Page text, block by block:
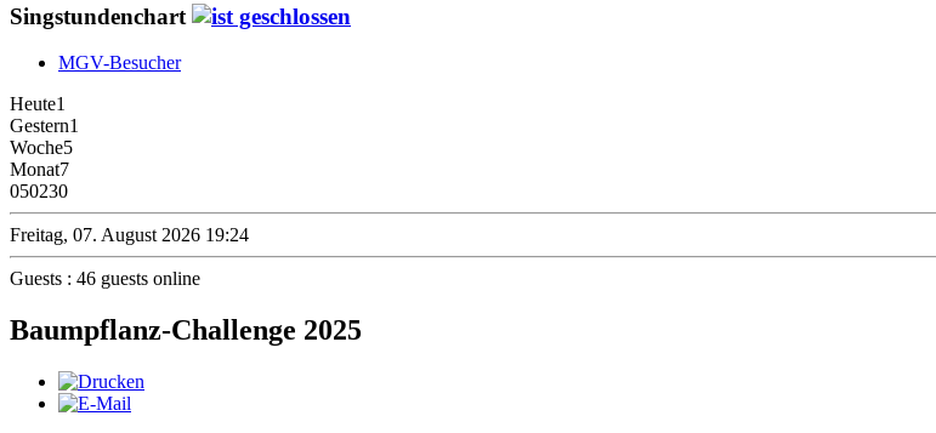
Singstundenchart
MGV-Besucher
Heute1
Gestern1
Woche5
Monat7
050230
Freitag, 07. August 2026 19:24
Guests : 46 guests online
Baumpflanz-Challenge 2025